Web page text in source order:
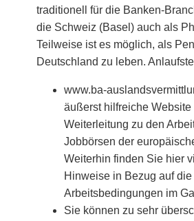
traditionell für die Banken-
die Schweiz (Basel) auch als
Teilweise ist es möglich, als
Deutschland zu leben.
www.ba-
äußerst hilfreiche Website
Weiterleitung zu den
Jobbörsen der
Weiterhin finden Sie hier
Hinweise in Bezug auf die
Arbeitsbedingungen im
Sie können zu sehr